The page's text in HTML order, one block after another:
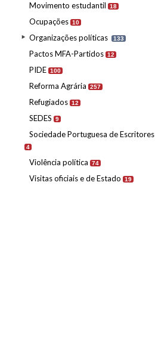
Movimento estudantil 18
Ocupações 10
Organizações políticas 133
Pactos MFA-Partidos 12
PIDE 100
Reforma Agrária 257
Refugiados 12
SEDES 9
Sociedade Portuguesa de Escritores
4
Violência política 74
Visitas oficiais e de Estado 19